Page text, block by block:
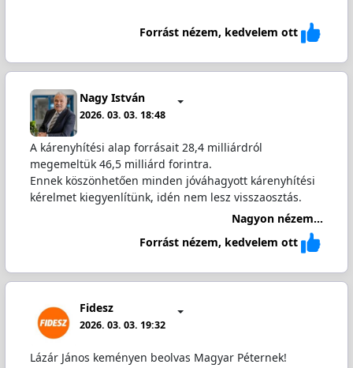
Forrást nézem, kedvelem ott
Nagy István
2026. 03. 03. 18:48
A kárenyhítési alap forrásait 28,4 milliárdról
megemeltük 46,5 milliárd forintra.
Ennek köszönhetően minden jóváhagyott kárenyhítési
kérelmet kiegyenlítünk, idén nem lesz visszaosztás.
Nagyon nézem...
Forrást nézem, kedvelem ott
Fidesz
2026. 03. 03. 19:32
Lázár János keményen beolvas Magyar Péternek!